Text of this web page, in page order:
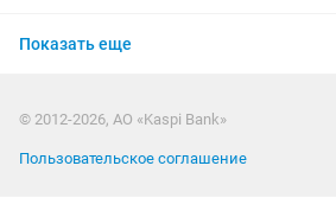
маникюр ногтей
Маникюр, педикюр в Актобе
Маникюр, педикюр в Павлодаре
Показать еще
© 2012-2026, АО «Kaspi Bank»
Пользовательское соглашение